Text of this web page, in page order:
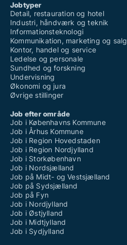
Jobtyper
Detail, restauration og hotel
Industri, håndværk og teknik
Informationsteknologi
Kommunikation, marketing og salg
Kontor, handel og service
Ledelse og personale
Sundhed og forskning
Undervisning
Økonomi og jura
Øvrige stillinger
Job efter område
Job i Københavns Kommune
Job i Århus Kommune
Job i Region Hovedstaden
Job i Region Nordjylland
Job i Storkøbenhavn
Job i Nordsjælland
Job på Midt- og Vestsjælland
Job på Sydsjælland
Job på Fyn
Job i Nordjylland
Job i Østjylland
Job i Midtjylland
Job i Sydjylland